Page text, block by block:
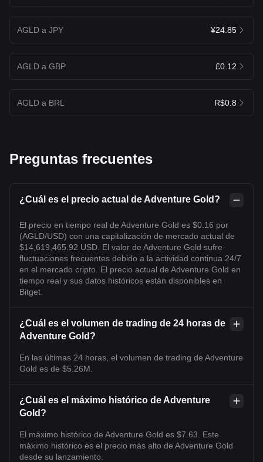
AGLD a JPY ¥24.85
AGLD a GBP £0.12
AGLD a BRL R$0.8
Preguntas frecuentes
¿Cuál es el precio actual de Adventure Gold?
El precio en tiempo real de Adventure Gold es $0.16 por
(AGLD/USD) con una capitalización de mercado actual de
$14,619,465.92 USD. El valor de Adventure Gold sufre
fluctuaciones frecuentes debido a la actividad continua 24/7
en el mercado cripto. El precio actual de Adventure Gold en
tiempo real y sus datos históricos están disponibles en
Bitget.
¿Cuál es el volumen de trading de 24 horas de
Adventure Gold?
En las últimas 24 horas, el volumen de trading de Adventure
Gold es de $5.26M.
¿Cuál es el máximo histórico de Adventure
Gold?
El máximo histórico de Adventure Gold es $7.63. Este
máximo histórico es el precio más alto de Adventure Gold
desde su lanzamiento.